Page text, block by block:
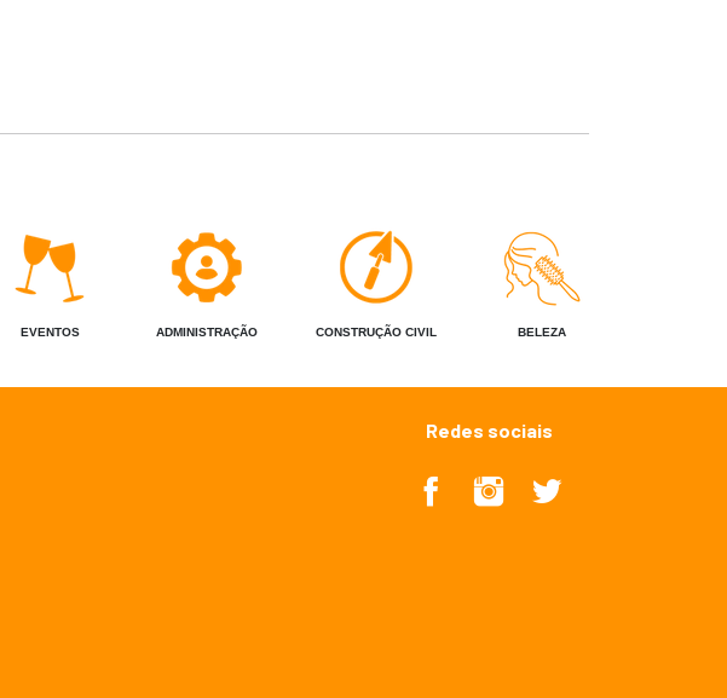
EVENTOS ADMINISTRAÇÃO CONSTRUÇÃO CIVIL BELEZA
Redes sociais